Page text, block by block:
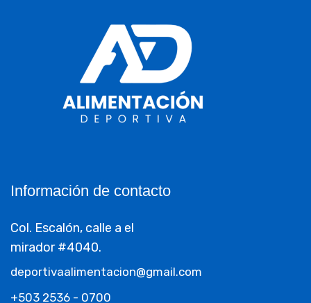
Información de contacto
Col. Escalón, calle a el
mirador #4040.
deportivaalimentacion@gmail.com
+503 2536 - 0700